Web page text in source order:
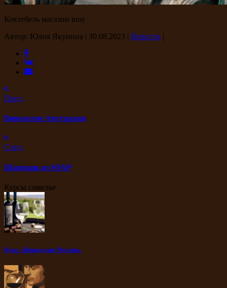
Коктебель магазин вин
Автор: Юлия Якунина | 30.08.2023 | Новости |
Пред.
Виноделие Австралии
След.
Шампань из ЮАР
Курсы сомелье
Курс «Виноделие России»